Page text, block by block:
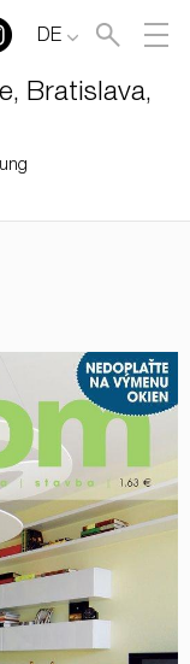
DE
Bratislava,